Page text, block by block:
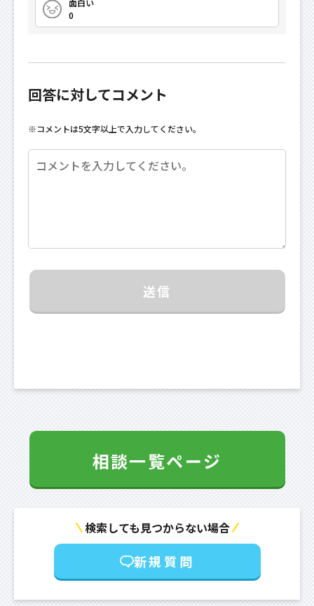
0
回答に対してコメント
※コメントは5文字以上で入力してください。
送信
相談一覧ページ
検索しても見つからない場合
新規質問